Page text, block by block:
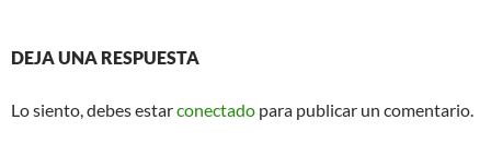
DEJA UNA RESPUESTA
Lo siento, debes estarconectado para publicar un comentario.